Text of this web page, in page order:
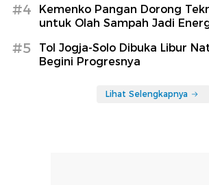
#4
Kemenko Pangan Dorong
untuk Olah Sampah Jadi
#5
Tol Jogja-Solo Dibuka Libur
Begini Progresnya
Lihat Selengkapnya